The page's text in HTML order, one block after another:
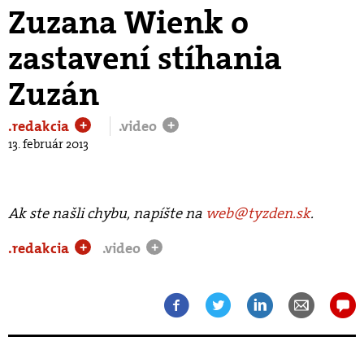
Zuzana Wienk o
zastavení stíhania
Zuzán
.redakcia + .video +
13. február 2013
Ak ste našli chybu, napíšte na web@tyzden.sk.
.redakcia
+ .video +